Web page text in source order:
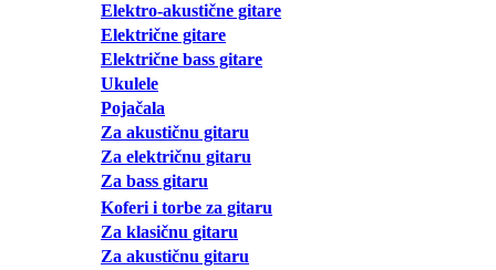
Elektro-akustične gitare
Električne gitare
Električne bass gitare
Ukulele
Pojačala
Za akustičnu gitaru
Za električnu gitaru
Za bass gitaru
Koferi i torbe za gitaru
Za klasičnu gitaru
Za akustičnu gitaru